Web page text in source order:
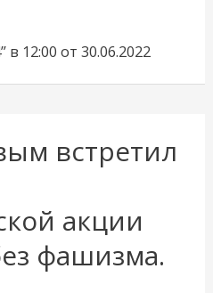
12:00 от 30.06.2022
встретил
акции
фашизма.